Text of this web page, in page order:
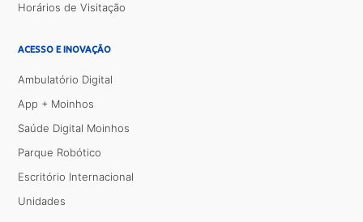
Horários de Visitação
ACESSO E INOVAÇÃO
Ambulatório Digital
App + Moinhos
Saúde Digital Moinhos
Parque Robótico
Escritório Internacional
Unidades